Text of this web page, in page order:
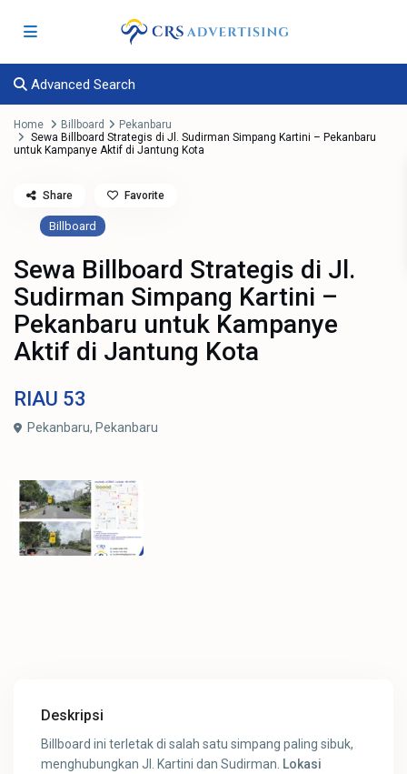
Advanced Search
Home Billboard
Pekanbaru
Sewa Billboard Strategis di Jl. Sudirman Simpang Kartini – Pekanbaru
untuk Kampanye Aktif di Jantung Kota
Billboard
Sewa Billboard Strategis di Jl.
Sudirman Simpang Kartini –
Pekanbaru untuk Kampanye
Aktif di Jantung Kota
RIAU 53
Pekanbaru, Pekanbaru
Share Favorite
Deskripsi
Billboard ini terletak di salah satu simpang paling sibuk,
menghubungkan Jl. Kartini dan Sudirman. Lokasi